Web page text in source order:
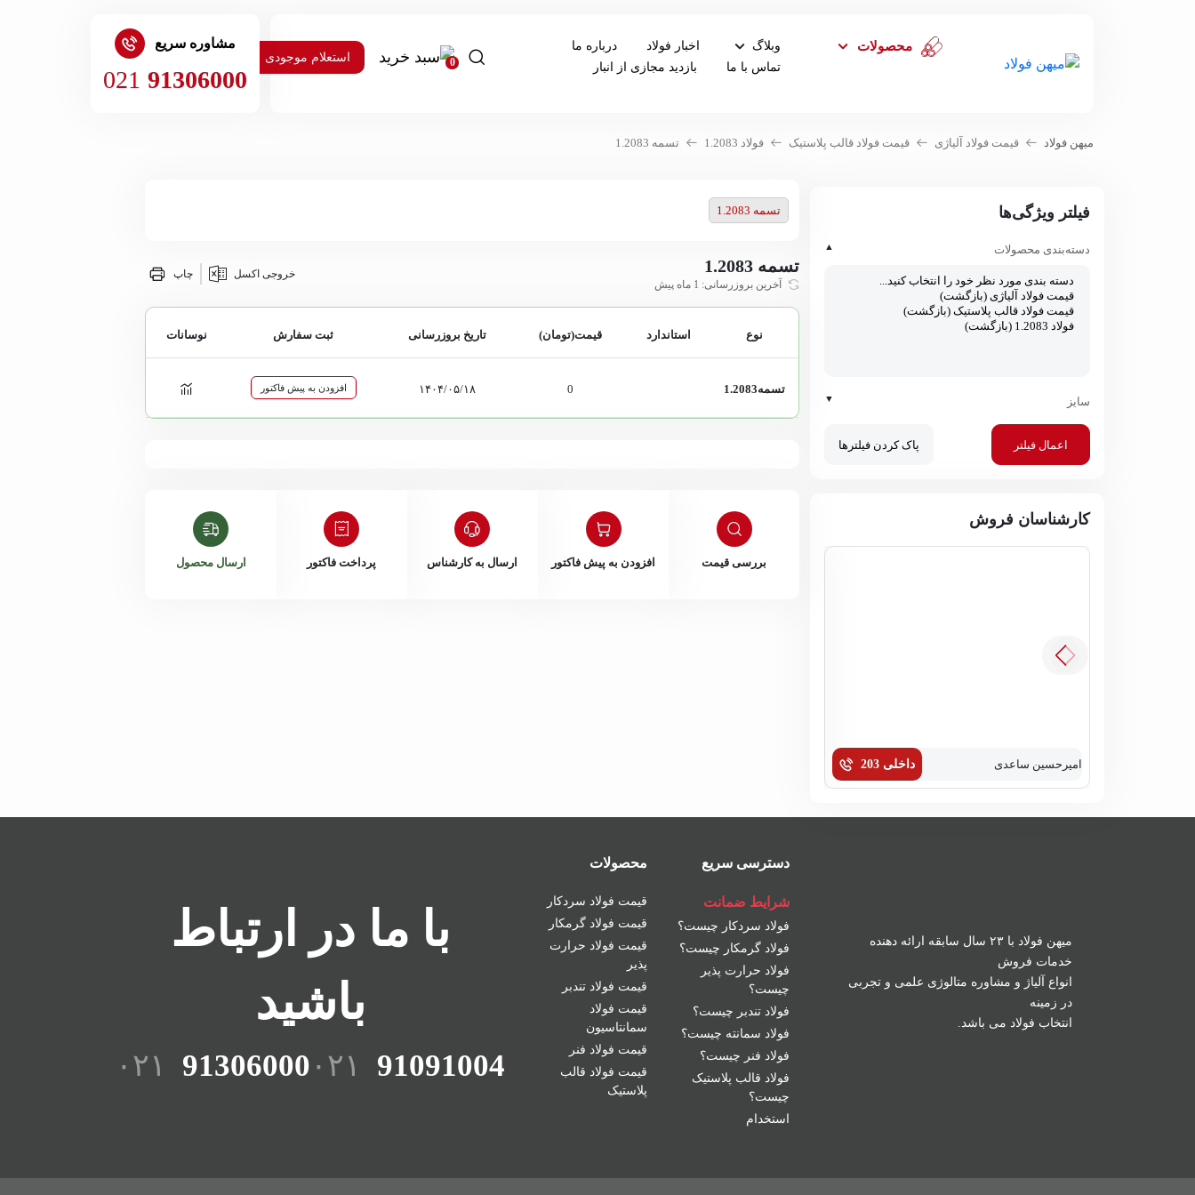
محصولات وبلاگ اخبار فولاد
درباره ما
تماس با ما
بازدید مجازی از انبار 0 استعلام موجودی
مشاوره سریع
021 91306000
میهن فولاد قیمت فولاد آلیاژی قیمت فولاد قالب پلاستیک فولاد 1.2083 تسمه 1.2083
فیلتر ویژگی‌ها
دسته‌بندی محصولات ▲
سایز ▼
اعمال فیلتر پاک کردن فیلترها
کارشناسان فروش
امیرحسین ساعدی داخلی 203
تسمه 1.2083
تسمه 1.2083
آخرین بروزرسانی: 1 ماه پیش
خروجی اکسل چاپ
نوع استاندارد قیمت(تومان) تاریخ بروزرسانی ثبت سفارش نوسانات
تسمه1.2083 0 ۱۴۰۴/۰۵/۱۸ افزودن به پیش فاکتور
بررسی قیمت افزودن به پیش فاکتور ارسال به کارشناس پرداخت فاکتور ارسال محصول
میهن فولاد با ۲۳ سال سابقه ارائه دهنده
خدمات فروش
انواع آلیاژ و مشاوره متالوژی علمی و تجربی
در زمینه
انتخاب فولاد می باشد.
دسترسی سریع
شرایط ضمانت
فولاد سردکار چیست؟
فولاد گرمکار چیست؟
فولاد حرارت پذیر
چیست؟
فولاد تندبر چیست؟
فولاد سمانته چیست؟
فولاد فنر چیست؟
فولاد قالب پلاستیک
چیست؟
استخدام
محصولات
قیمت فولاد سردکار
قیمت فولاد گرمکار
قیمت فولاد حرارت
پذیر
قیمت فولاد تندبر
قیمت فولاد
سمانتاسیون
قیمت فولاد فنر
قیمت فولاد قالب
پلاستیک
با ما در ارتباط
باشید
۰۲۱ 91091004 ۰۲۱ 91306000